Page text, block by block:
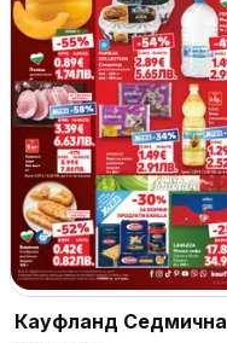
Кауфланд Седмична